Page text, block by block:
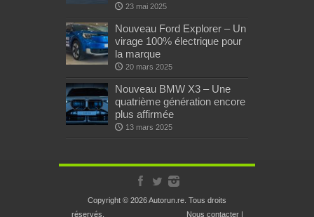
23 mai 2025
Nouveau Ford Explorer – Un
virage 100% électrique pour
la marque
20 mars 2025
Nouveau BMW X3 – Une
quatrième génération encore
plus affirmée
13 mars 2025
Copyright © 2026 Autorun.re. Tous droits
réservés.
Nous contacter|